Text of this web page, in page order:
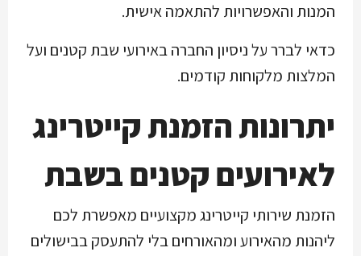
המנות והאפשרויות להתאמה אישית.
כדאי לברר על ניסיון החברה באירועי שבת קטנים ועל
המלצות מלקוחות קודמים.
יתרונות הזמנת קייטרינג
לאירועים קטנים בשבת
הזמנת שירותי קייטרינג מקצועיים מאפשרת לכם
ליהנות מהאירוע ומהאורחים בלי להתעסק בבישולים